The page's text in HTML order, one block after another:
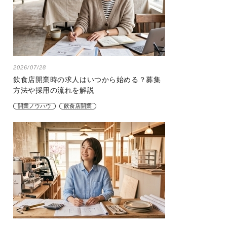
2026/07/28
飲食店開業時の求人はいつから始める？募集
方法や採用の流れを解説
開業ノウハウ 飲食店開業